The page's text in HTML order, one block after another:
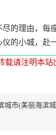
理由，每座
的小城，赴
载请注明本
城市(美丽海滨